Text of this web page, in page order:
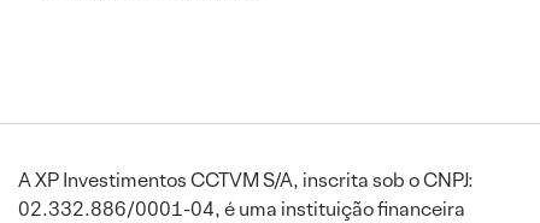
A XP Investimentos CCTVM S/A, inscrita sob o CNPJ:
02.332.886/0001-04, é uma instituição financeira